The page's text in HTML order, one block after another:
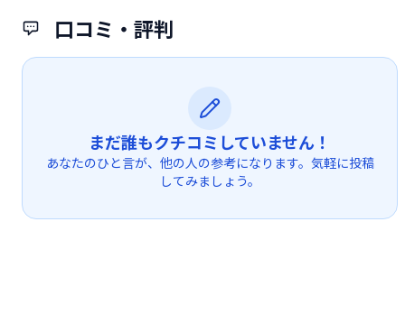
口コミ・評判
まだ誰もクチコミしていません！
あなたのひと言が、他の人の参考になります。気軽に投稿
してみましょう。